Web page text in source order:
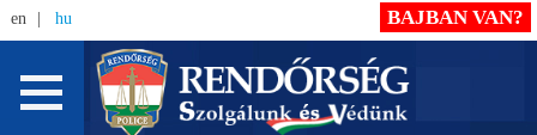
en hu BAJBAN VAN?